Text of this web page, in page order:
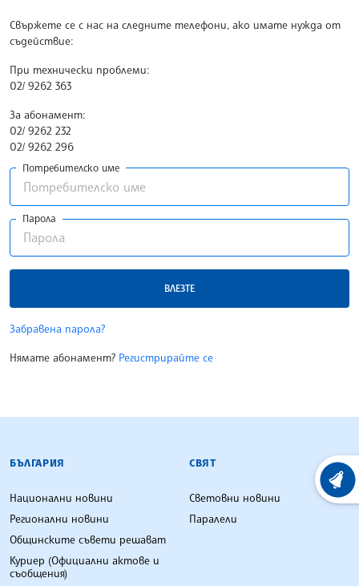
Свържете се с нас на следните телефони, ако имате нужда от
съдействие:
При технически проблеми:
02/ 9262 363
За абонамент:
02/ 9262 232
02/ 9262 296
Потребителско име
Парола
ВЛЕЗТЕ
Забравена парола?
Нямате абонамент? Регистрирайте се
БЪЛГАРСКА ТЕЛЕГРАФНА АГЕНЦИЯ
БЪЛГАРИЯ
Национални новини
Регионални новини
Общинските съвети решават
Куриер (Официални актове и
съобщения)
СВЯТ
Световни новини
Паралели